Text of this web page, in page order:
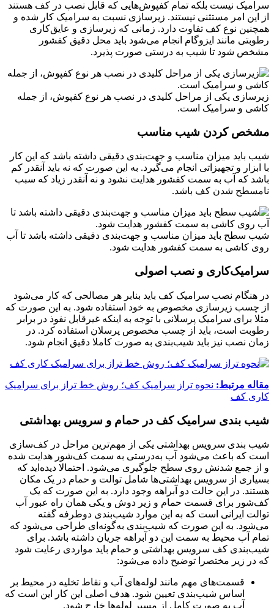
سرامیک نیست بلکه تمام کفپوش‌هایی که قابل نصب در کف هستند
از این امر مستثنی نیستند. زیرسازی نسبت به سرامیک کار شده و
همچنین نوع کف تفاوت دارد. زمانی که زیرسازی و عایق‌کاری
رطوبتی مانند ایزوگام انجام می‌شود باید محل دقیق کفشور
مشخص شود تا شیب به درستی صورت پذیرد.
زیرسازی یکی از مراحل کلیدی در نصب هر نوع کفپوش، از جمله
کاشی و سرامیک است.
مشخص‌ کردن شیب مناسب
شیب باید میزان مناسب و جهت‌بندی دقیقی داشته باشد که این کار
با ابزار و تجهیزاتی انجام می‌گیرد. به این صورت که نه باید آنقدر کم
باشد که آب به سمت کفشور هدایت نشود و نه آنقدر زیاد که سبب
نامسطح شدن کف باشد.
شیب سطح باید میزان مناسب و جهت‌بندی دقیقی داشته باشد تا آب
روی کاشی به سمت کفشور هدایت شود.
سرامیک‌کاری و نصب اصولی
در هنگام نصب سرامیک کف باید بنابر هر مصالحی که کار می‌شود
از چسب زیرسازی مخصوص به خود استفاده شود. به این صورت که
مثلا برای سرامیک پرسلانی با توجه به اینکه غیرقابل نفوذ در برابر
رطوبت است، باید از چسب مخصوص پرسلان استفاده کرد. در
زمان نصب نیز باید شیب‌بندی به صورت کاملا دقیق انجام شود.
مقاله مرتبط: نحوه تراز سرامیک کف؛ روش خط تراز برای سرامیک
کاری کف
شیب بندی سرامیک کف در حمام و سرویس بهداشتی
شیب بندی سرویس بهداشتی یکی از مهم‌ترین مراحل در کف‌سازی
است که باعث می‌شود آب به‌درستی به سمت کف‌شور هدایت شده
و از جمع شدنش روی سطح جلوگیری می‌شود. احتمالا دیده‌اید که
بسیاری از سرویس بهداشتی‌ها شامل توالت و حمام در یک مکان
هستند. در این حالت دو آبراهه وجود دارد. به این صورت که یک
کف‌شور برای قسمت حمام و زیر دوش و یکی همان راه عبور آب
توالت ایرانی است که به این موارد شیب‌بندی دوطرفه گفته
می‌شود. به این صورت که شیب‌بندی به‌گونه‌ای طراحی می‌شود که
تمام آب محیط به سمت این دو آبراهه جریان داشته باشد. برای
شیب‌بندی کف سرویس بهداشتی و حمام باید مواردی رعایت شود
که در زیر مختصرا توضیح داده می‌شود:
قسمت‌های مهم مانند لوله‌های آب و نقاط تخلیه در محیط بر
اساس شیب‌بندی تعیین شود. هدف اصلی این کار این است که
آب به صورت کامل از مسیر لوله‌ها خارج شود.